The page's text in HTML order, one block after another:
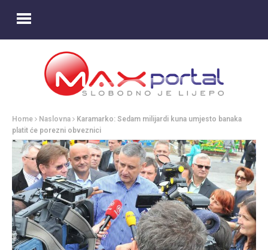
Home Naslovna
Karamarko: Sedam milijardi kuna umjesto banaka
platit će porezni obveznici